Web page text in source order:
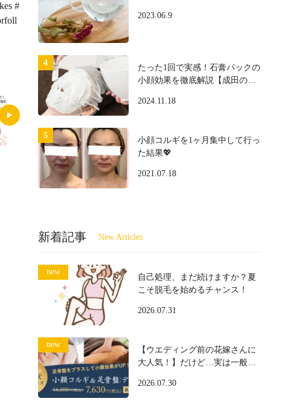
#
2023.06.9
たった1回で実感！石膏パックの
小顔効果を徹底解説【成田のプ
2024.11.18
小顔コルギを1ヶ月集中して行っ
た結果💖
2021.07.18
新着記事
自己処理、まだ続けますか？夏
こそ脱毛を始めるチャンス！
2026.07.31
【ウエディング前の花嫁さんに
大人気！】だけど…実は一般の
2026.07.30